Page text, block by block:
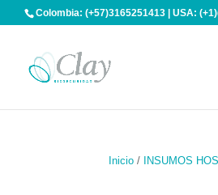
Colombia: (+57)3165251413 | USA:
Inicio / INSUMOS